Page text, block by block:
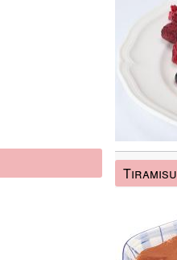
Tiramisu